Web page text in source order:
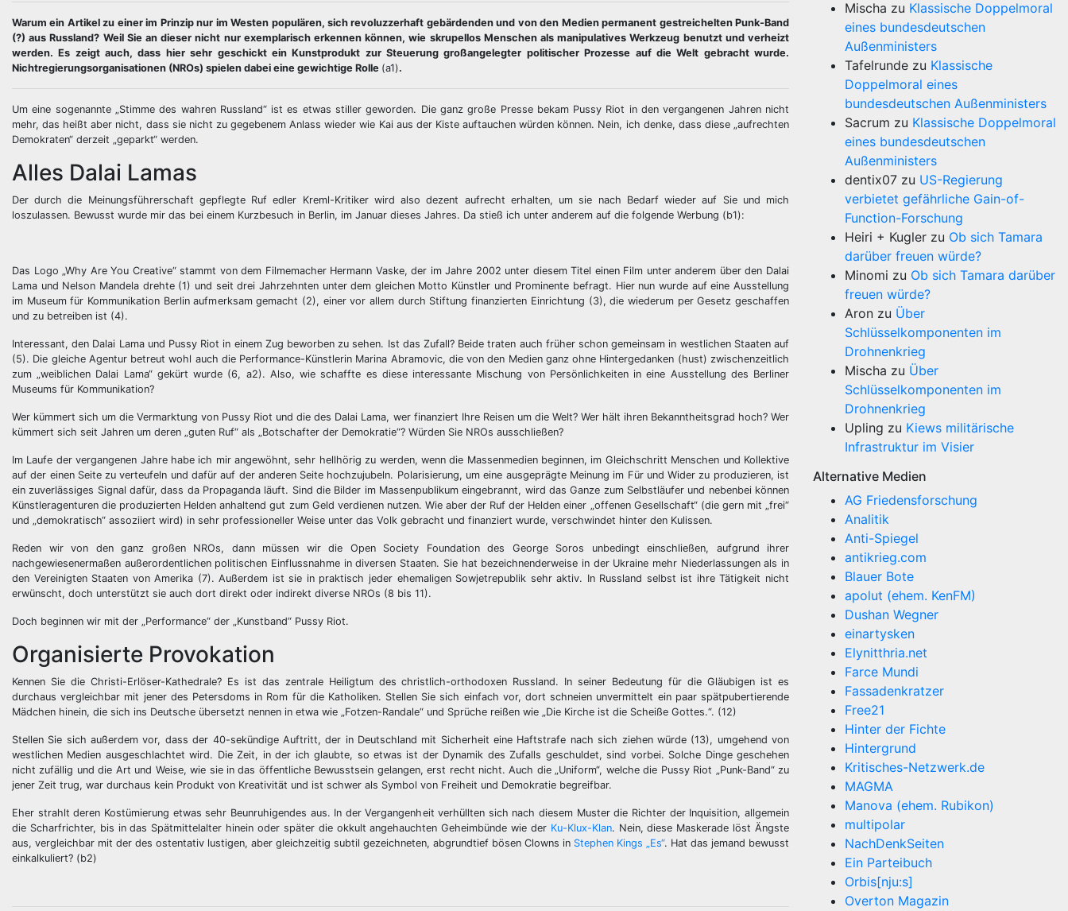
Warum ein Artikel zu einer im Prinzip nur im Westen populären, sich revoluzzerhaft gebärdenden und von den Medien permanent gestreichelten Punk-Band
(?) aus Russland? Weil Sie an dieser nicht nur exemplarisch erkennen können, wie skrupellos Menschen als manipulatives Werkzeug benutzt und verheizt
werden. Es zeigt auch, dass hier sehr geschickt ein Kunstprodukt zur Steuerung großangelegter politischer Prozesse auf die Welt gebracht wurde.
Nichtregierungsorganisationen (NROs) spielen dabei eine gewichtige Rolle (a1).
Um eine sogenannte „Stimme des wahren Russland“ ist es etwas stiller geworden. Die ganz große Presse bekam Pussy Riot in den vergangenen Jahren nicht
mehr, das heißt aber nicht, dass sie nicht zu gegebenem Anlass wieder wie Kai aus der Kiste auftauchen würden können. Nein, ich denke, dass diese „aufrechten
Demokraten“ derzeit „geparkt“ werden.
Alles Dalai Lamas
Der durch die Meinungsführerschaft gepflegte Ruf edler Kreml-Kritiker wird also dezent aufrecht erhalten, um sie nach Bedarf wieder auf Sie und mich
loszulassen. Bewusst wurde mir das bei einem Kurzbesuch in Berlin, im Januar dieses Jahres. Da stieß ich unter anderem auf die folgende Werbung (b1):
Das Logo „Why Are You Creative“ stammt von dem Filmemacher Hermann Vaske, der im Jahre 2002 unter diesem Titel einen Film unter anderem über den Dalai
Lama und Nelson Mandela drehte (1) und seit drei Jahrzehnten unter dem gleichen Motto Künstler und Prominente befragt. Hier nun wurde auf eine Ausstellung
im Museum für Kommunikation Berlin aufmerksam gemacht (2), einer vor allem durch Stiftung finanzierten Einrichtung (3), die wiederum per Gesetz geschaffen
und zu betreiben ist (4).
Interessant, den Dalai Lama und Pussy Riot in einem Zug beworben zu sehen. Ist das Zufall? Beide traten auch früher schon gemeinsam in westlichen Staaten auf
(5). Die gleiche Agentur betreut wohl auch die Performance-Künstlerin Marina Abramovic, die von den Medien ganz ohne Hintergedanken (hust) zwischenzeitlich
zum „weiblichen Dalai Lama“ gekürt wurde (6, a2). Also, wie schaffte es diese interessante Mischung von Persönlichkeiten in eine Ausstellung des Berliner
Museums für Kommunikation?
Wer kümmert sich um die Vermarktung von Pussy Riot und die des Dalai Lama, wer finanziert Ihre Reisen um die Welt? Wer hält ihren Bekanntheitsgrad hoch? Wer
kümmert sich seit Jahren um deren „guten Ruf“ als „Botschafter der Demokratie“? Würden Sie NROs ausschließen?
Im Laufe der vergangenen Jahre habe ich mir angewöhnt, sehr hellhörig zu werden, wenn die Massenmedien beginnen, im Gleichschritt Menschen und Kollektive
auf der einen Seite zu verteufeln und dafür auf der anderen Seite hochzujubeln. Polarisierung, um eine ausgeprägte Meinung im Für und Wider zu produzieren, ist
ein zuverlässiges Signal dafür, dass da Propaganda läuft. Sind die Bilder im Massenpublikum eingebrannt, wird das Ganze zum Selbstläufer und nebenbei können
Künstleragenturen die produzierten Helden anhaltend gut zum Geld verdienen nutzen. Wie aber der Ruf der Helden einer „offenen Gesellschaft“ (die gern mit „frei“
und „demokratisch“ assoziiert wird) in sehr professioneller Weise unter das Volk gebracht und finanziert wurde, verschwindet hinter den Kulissen.
Reden wir von den ganz großen NROs, dann müssen wir die Open Society Foundation des George Soros unbedingt einschließen, aufgrund ihrer
nachgewiesenermaßen außerordentlichen politischen Einflussnahme in diversen Staaten. Sie hat bezeichnenderweise in der Ukraine mehr Niederlassungen als in
den Vereinigten Staaten von Amerika (7). Außerdem ist sie in praktisch jeder ehemaligen Sowjetrepublik sehr aktiv. In Russland selbst ist ihre Tätigkeit nicht
erwünscht, doch unterstützt sie auch dort direkt oder indirekt diverse NROs (8 bis 11).
Doch beginnen wir mit der „Performance“ der „Kunstband“ Pussy Riot.
Organisierte Provokation
Kennen Sie die Christi-Erlöser-Kathedrale? Es ist das zentrale Heiligtum des christlich-orthodoxen Russland. In seiner Bedeutung für die Gläubigen ist es
durchaus vergleichbar mit jener des Petersdoms in Rom für die Katholiken. Stellen Sie sich einfach vor, dort schneien unvermittelt ein paar spätpubertierende
Mädchen hinein, die sich ins Deutsche übersetzt nennen in etwa wie „Fotzen-Randale“ und Sprüche reißen wie „Die Kirche ist die Scheiße Gottes.“. (12)
Stellen Sie sich außerdem vor, dass der 40-sekündige Auftritt, der in Deutschland mit Sicherheit eine Haftstrafe nach sich ziehen würde (13), umgehend von
westlichen Medien ausgeschlachtet wird. Die Zeit, in der ich glaubte, so etwas ist der Dynamik des Zufalls geschuldet, sind vorbei. Solche Dinge geschehen
nicht zufällig und die Art und Weise, wie sie in das öffentliche Bewusstsein gelangen, erst recht nicht. Auch die „Uniform“, welche die Pussy Riot „Punk-Band“ zu
jener Zeit trug, war durchaus kein Produkt von Kreativität und ist schwer als Symbol von Freiheit und Demokratie begreifbar.
Eher strahlt deren Kostümierung etwas sehr Beunruhigendes aus. In der Vergangenheit verhüllten sich nach diesem Muster die Richter der Inquisition, allgemein
die Scharfrichter, bis in das Spätmittelalter hinein oder später die okkult angehauchten Geheimbünde wie der Ku-Klux-Klan. Nein, diese Maskerade löst Ängste
aus, vergleichbar mit der des ostentativ lustigen, aber gleichzeitig subtil gezeichneten, abgrundtief bösen Clowns in Stephen Kings „Es“. Hat das jemand bewusst
einkalkuliert? (b2)
Mischa zu Klassische Doppelmoral
eines bundesdeutschen
Außenministers
Tafelrunde zu Klassische
Doppelmoral eines
bundesdeutschen Außenministers
Sacrum zu Klassische Doppelmoral
eines bundesdeutschen
Außenministers
dentix07 zu US-Regierung
verbietet gefährliche Gain-of-
Function-Forschung
Heiri + Kugler zu Ob sich Tamara
darüber freuen würde?
Minomi zu Ob sich Tamara darüber
freuen würde?
Aron zu Über
Schlüsselkomponenten im
Drohnenkrieg
Mischa zu Über
Schlüsselkomponenten im
Drohnenkrieg
Upling zu Kiews militärische
Infrastruktur im Visier
Alternative Medien
AG Friedensforschung
Analitik
Anti-Spiegel
antikrieg.com
Blauer Bote
apolut (ehem. KenFM)
Dushan Wegner
einartysken
Elynitthria.net
Farce Mundi
Fassadenkratzer
Free21
Hinter der Fichte
Hintergrund
Kritisches-Netzwerk.de
MAGMA
Manova (ehem. Rubikon)
multipolar
NachDenkSeiten
Ein Parteibuch
Orbis[nju:s]
Overton Magazin